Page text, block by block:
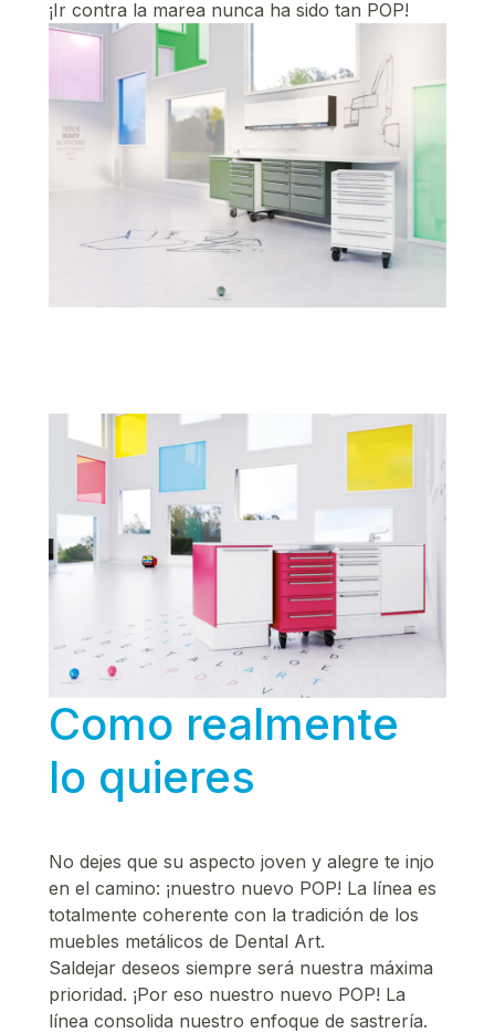
¡Ir contra la marea nunca ha sido tan POP!
Como realmente
lo quieres
No dejes que su aspecto joven y alegre te injo
en el camino: ¡nuestro nuevo POP! La línea es
totalmente coherente con la tradición de los
muebles metálicos de Dental Art.
Saldejar deseos siempre será nuestra máxima
prioridad. ¡Por eso nuestro nuevo POP! La
línea consolida nuestro enfoque de sastrería.